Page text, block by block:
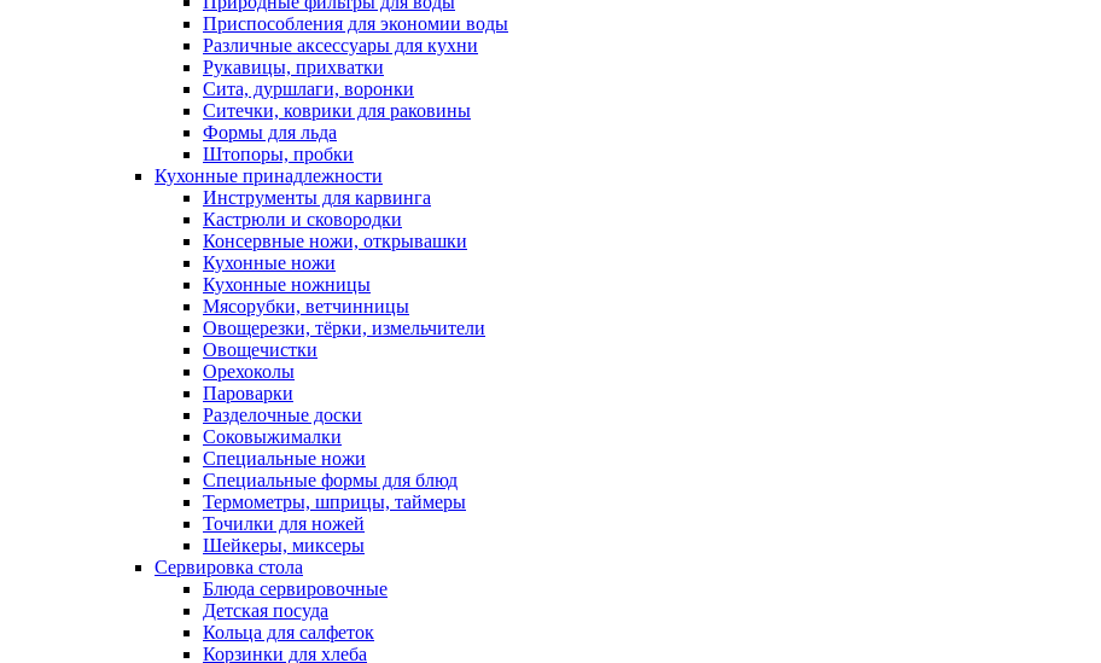
Приспособления для экономии воды
Различные аксессуары для кухни
Рукавицы, прихватки
Сита, дуршлаги, воронки
Ситечки, коврики для раковины
Формы для льда
Штопоры, пробки
Кухонные принадлежности
Инструменты для карвинга
Кастрюли и сковородки
Консервные ножи, открывашки
Кухонные ножи
Кухонные ножницы
Мясорубки, ветчинницы
Овощерезки, тёрки, измельчители
Овощечистки
Орехоколы
Пароварки
Разделочные доски
Соковыжималки
Специальные ножи
Специальные формы для блюд
Термометры, шприцы, таймеры
Точилки для ножей
Шейкеры, миксеры
Сервировка стола
Блюда сервировочные
Детская посуда
Кольца для салфеток
Корзинки для хлеба